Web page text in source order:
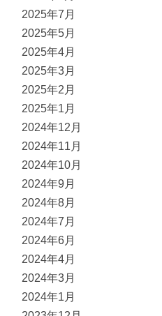
2025年7月
2025年5月
2025年4月
2025年3月
2025年2月
2025年1月
2024年12月
2024年11月
2024年10月
2024年9月
2024年8月
2024年7月
2024年6月
2024年4月
2024年3月
2024年1月